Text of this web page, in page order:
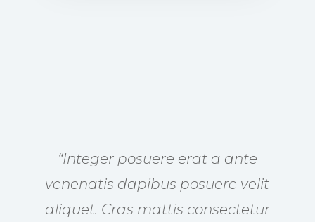
“Integer posuere erat a ante
venenatis dapibus posuere velit
aliquet. Cras mattis consectetur